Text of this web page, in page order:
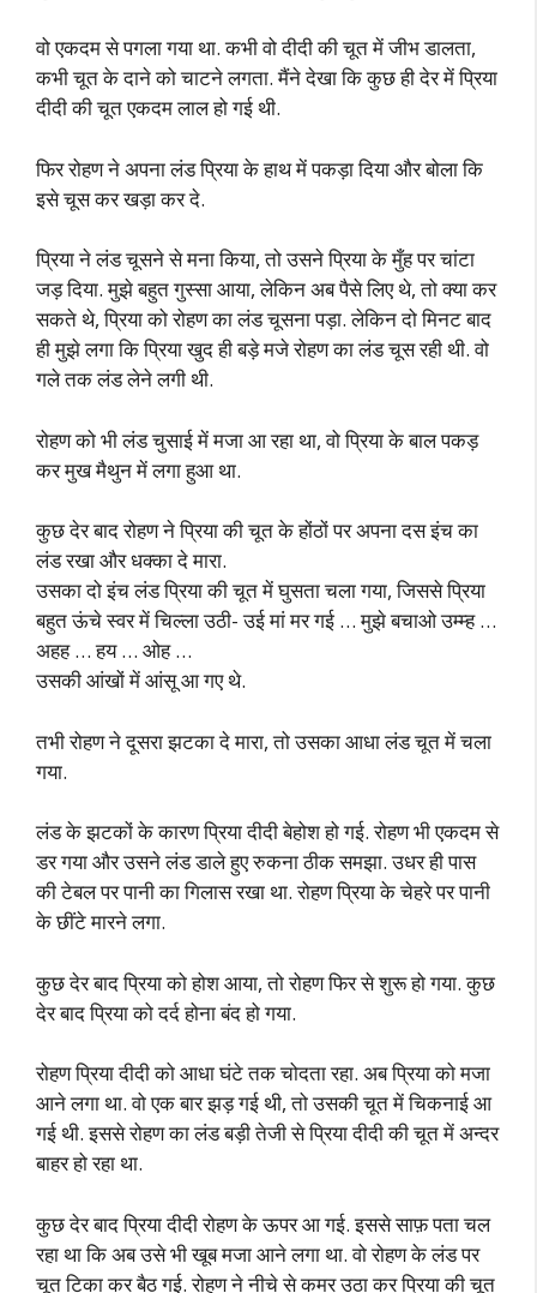
वो एकदम से पगला गया था. कभी वो दीदी की चूत में जीभ डालता,
कभी चूत के दाने को चाटने लगता. मैंने देखा कि कुछ ही देर में प्रिया
दीदी की चूत एकदम लाल हो गई थी.
फिर रोहण ने अपना लंड प्रिया के हाथ में पकड़ा दिया और बोला कि
इसे चूस कर खड़ा कर दे.
प्रिया ने लंड चूसने से मना किया, तो उसने प्रिया के मुँह पर चांटा
जड़ दिया. मुझे बहुत गुस्सा आया, लेकिन अब पैसे लिए थे, तो क्या कर
सकते थे, प्रिया को रोहण का लंड चूसना पड़ा. लेकिन दो मिनट बाद
ही मुझे लगा कि प्रिया खुद ही बड़े मजे रोहण का लंड चूस रही थी. वो
गले तक लंड लेने लगी थी.
रोहण को भी लंड चुसाई में मजा आ रहा था, वो प्रिया के बाल पकड़
कर मुख मैथुन में लगा हुआ था.
कुछ देर बाद रोहण ने प्रिया की चूत के होंठों पर अपना दस इंच का
लंड रखा और धक्का दे मारा.
उसका दो इंच लंड प्रिया की चूत में घुसता चला गया, जिससे प्रिया
बहुत ऊंचे स्वर में चिल्ला उठी- उई मां मर गई … मुझे बचाओ उम्म्ह …
अहह … हय … ओह …
उसकी आंखों में आंसू आ गए थे.
तभी रोहण ने दूसरा झटका दे मारा, तो उसका आधा लंड चूत में चला
गया.
लंड के झटकों के कारण प्रिया दीदी बेहोश हो गई. रोहण भी एकदम से
डर गया और उसने लंड डाले हुए रुकना ठीक समझा. उधर ही पास
की टेबल पर पानी का गिलास रखा था. रोहण प्रिया के चेहरे पर पानी
के छींटे मारने लगा.
कुछ देर बाद प्रिया को होश आया, तो रोहण फिर से शुरू हो गया. कुछ
देर बाद प्रिया को दर्द होना बंद हो गया.
रोहण प्रिया दीदी को आधा घंटे तक चोदता रहा. अब प्रिया को मजा
आने लगा था. वो एक बार झड़ गई थी, तो उसकी चूत में चिकनाई आ
गई थी. इससे रोहण का लंड बड़ी तेजी से प्रिया दीदी की चूत में अन्दर
बाहर हो रहा था.
कुछ देर बाद प्रिया दीदी रोहण के ऊपर आ गई. इससे साफ़ पता चल
रहा था कि अब उसे भी खूब मजा आने लगा था. वो रोहण के लंड पर
चूत टिका कर बैठ गई. रोहण ने नीचे से कमर उठा कर प्रिया की चूत